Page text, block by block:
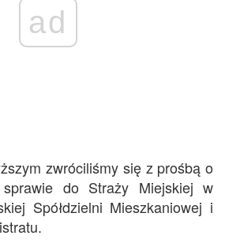
ad
zwróciliśmy się z prośbą o
do Straży Miejskiej w
Spółdzielni Mieszkaniowej i